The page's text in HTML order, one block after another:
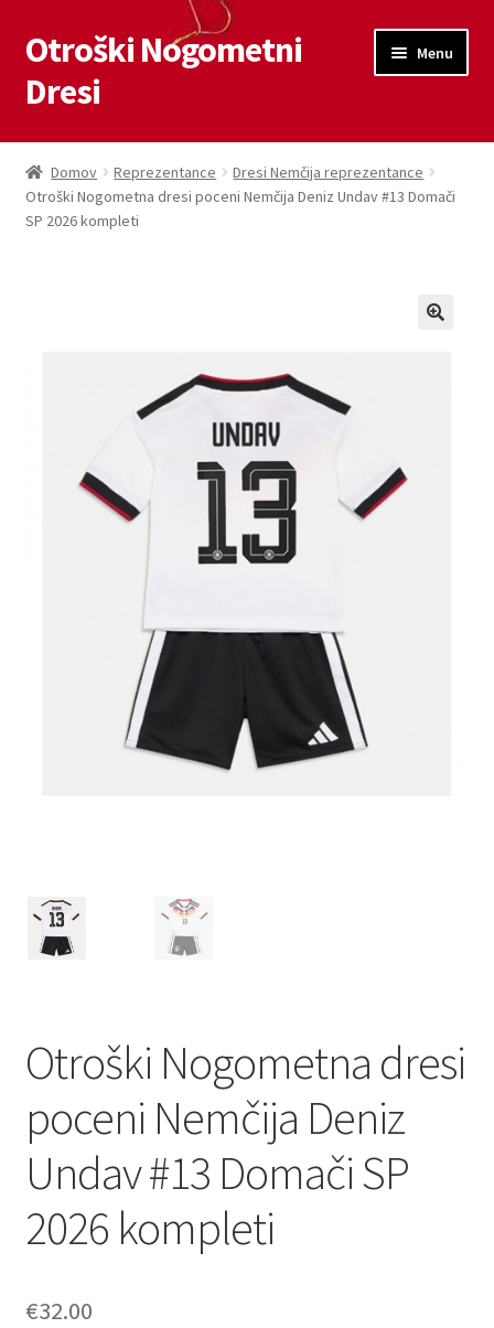
Skip
to
navigation
Skip
to
content
Otroški Nogometni
Dresi
Menu
Domov
Blog
Zaključek nakupa
Domov Reprezentance
Dresi Nemčija reprezentance
Otroški Nogometna dresi poceni Nemčija Deniz Undav #13 Domači
SP 2026 kompleti
Otroški Nogometna dresi
poceni Nemčija Deniz
Undav #13 Domači SP
2026 kompleti
€32.00